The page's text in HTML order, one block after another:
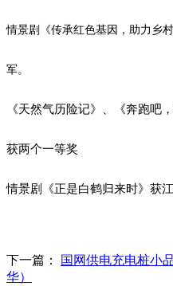
情景剧《传承红色基因，助力乡
军。
《天然气历险记》、《奔跑吧
获两个一等奖
情景剧《正是白鹤归来时》获
下一篇：
国网供电充电桩小
华）